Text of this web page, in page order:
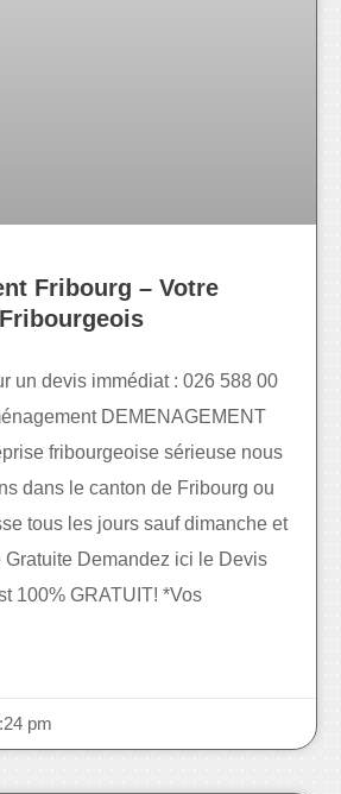
Fribourg – Votre
un devis immédiat : 026 588 00
DEMENAGEMENT
fribourgeoise sérieuse nous
dans le canton de Fribourg ou
tous les jours sauf dimanche et
Gratuite Demandez ici le Devis
100% GRATUIT! *Vos
pm